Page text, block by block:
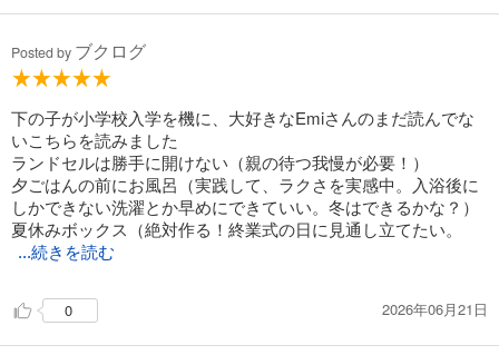
・子どもと一緒に時間の見直ししてみようかな
と前向きになれる、
子どもとママの暮らしのヒントがたくさんつまった１冊。
Posted by ブクログ
下の子が小学校入学を機に、大好きなEmiさんのまだ読んでな
いこちらを読みました
ランドセルは勝手に開けない（親の待つ我慢が必要！）
夕ごはんの前にお風呂（実践して、ラクさを実感中。入浴後に
しかできない洗濯とか早めにできていい。冬はできるかな？）
夏休みボックス（絶対作る！終業式の日に見通し立てたい。
...続きを読む
0 2026年06月21日